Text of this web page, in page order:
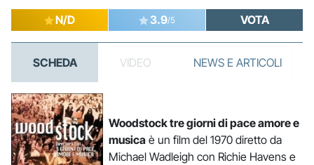
N/D 3.9/5 VOTA
SCHEDA VIDEO NEWS E ARTICOLI
Woodstock tre giorni di pace amore e
musicaè un film del 1970 diretto da
Michael Wadleigh con Richie Havens e